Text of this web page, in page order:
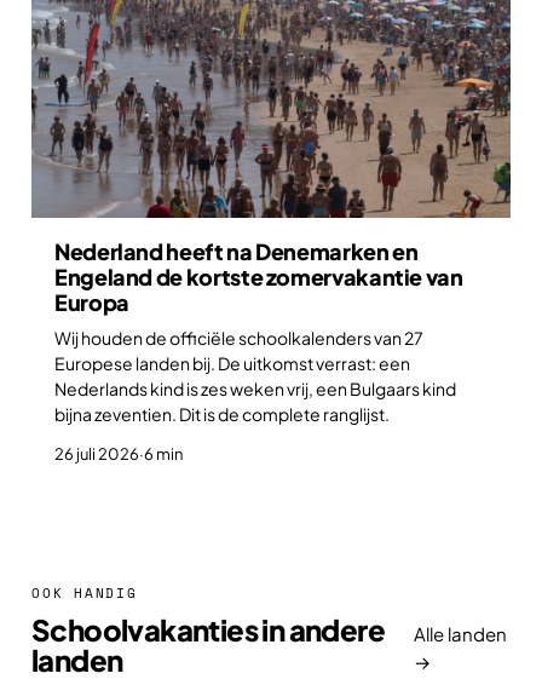
Nederland heeft na Denemarken en
Engeland de kortste zomervakantie van
Europa
Wij houden de officiële schoolkalenders van 27
Europese landen bij. De uitkomst verrast: een
Nederlands kind is zes weken vrij, een Bulgaars kind
bijna zeventien. Dit is de complete ranglijst.
26 juli 2026·6 min
OOK HANDIG
Schoolvakanties in andere
landen
Alle landen
→